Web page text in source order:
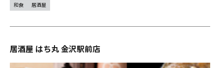
和食 居酒屋
居酒屋 はち丸 金沢駅前店